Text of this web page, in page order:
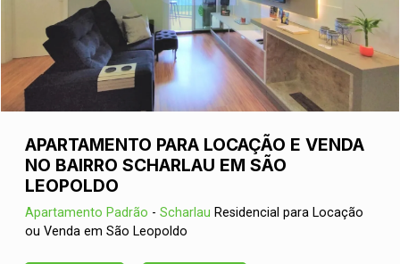
APARTAMENTO PARA LOCAÇÃO E VENDA
NO BAIRRO SCHARLAU EM SÃO
LEOPOLDO
Apartamento Padrão - Scharlau Residencial para Locação
ou Venda em São Leopoldo